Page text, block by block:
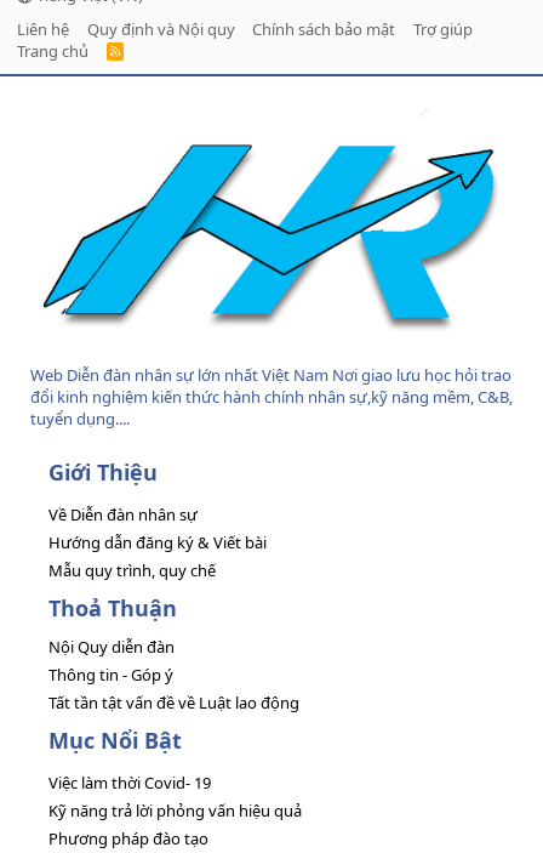
Liên hệ
Quy định và Nội quy Chính sách bảo mật
Trợ giúp
Trang chủ
R
Web Diễn đàn nhân sự lớn nhất Việt Nam Nơi giao lưu học hỏi trao
đổi kinh nghiệm kiến thức hành chính nhân sự,kỹ năng mềm, C&B,
tuyển dụng....
Giới Thiệu
Về Diễn đàn nhân sự
Hướng dẫn đăng ký & Viết bài
Mẫu quy trình, quy chế
Thoả Thuận
Nội Quy diễn đàn
Thông tin - Góp ý
Tất tần tật vấn đề về Luật lao động
Mục Nổi Bật
Việc làm thời Covid- 19
Kỹ năng trả lời phỏng vấn hiệu quả
Phương pháp đào tạo